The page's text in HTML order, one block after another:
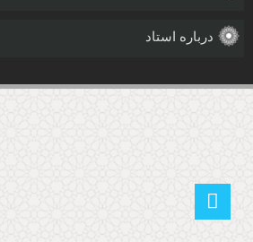
درباره استاد